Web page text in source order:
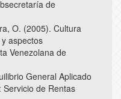
de
O. (2005). Cultura
aspectos
Venezolana de
General Aplicado
Servicio de Rentas